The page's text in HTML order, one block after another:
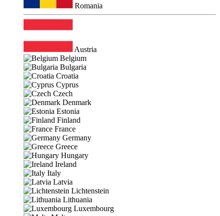
Romania
Austria
Belgium
Bulgaria
Croatia
Cyprus
Czech
Denmark
Estonia
Finland
France
Germany
Greece
Hungary
Ireland
Italy
Latvia
Lichtenstein
Lithuania
Luxembourg